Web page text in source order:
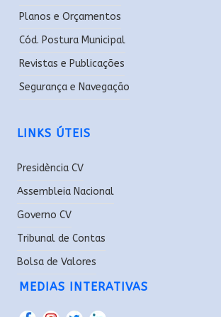
Planos e Orçamentos
Cód. Postura Municipal
Revistas e Publicações
Segurança e Navegação
LINKS ÚTEIS
Presidència CV
Assembleia Nacional
Governo CV
Tribunal de Contas
Bolsa de Valores
MEDIAS INTERATIVAS